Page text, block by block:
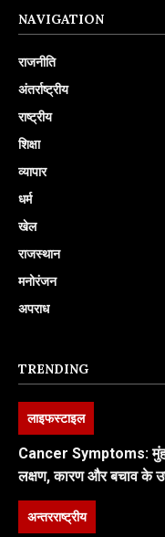
NAVIGATION
राजनीति
अंतर्राष्ट्रीय
राष्ट्रीय
शिक्षा
व्यापार
धर्म
खेल
राजस्थान
मनोरंजन
अपराध
TRENDING
लाइफस्टाइल
Cancer Symptoms:
लक्षण, कारण और बचाव के
अन्तरराष्ट्रीय